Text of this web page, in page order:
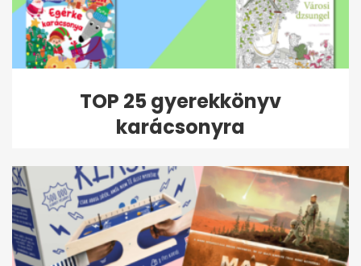
TOP 25 gyerekkönyv
karácsonyra